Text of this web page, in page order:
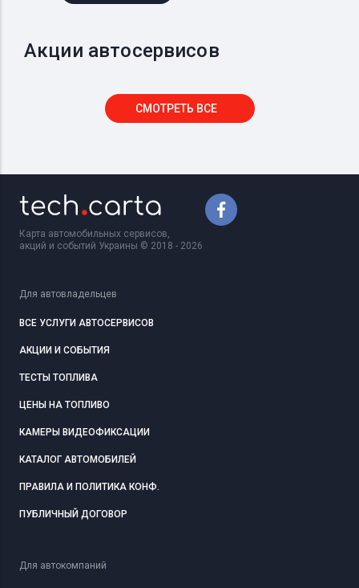
Акции автосервисов
СМОТРЕТЬ ВСЕ
Карта автомобильных сервисов,
акций и событий Украины © 2018 - 2026
Для автовладельцев
ВСЕ УСЛУГИ АВТОСЕРВИСОВ
АКЦИИ И СОБЫТИЯ
ТЕСТЫ ТОПЛИВА
ЦЕНЫ НА ТОПЛИВО
КАМЕРЫ ВИДЕОФИКСАЦИИ
КАТАЛОГ АВТОМОБИЛЕЙ
ПРАВИЛА И ПОЛИТИКА КОНФ.
ПУБЛИЧНЫЙ ДОГОВОР
Для автокомпаний